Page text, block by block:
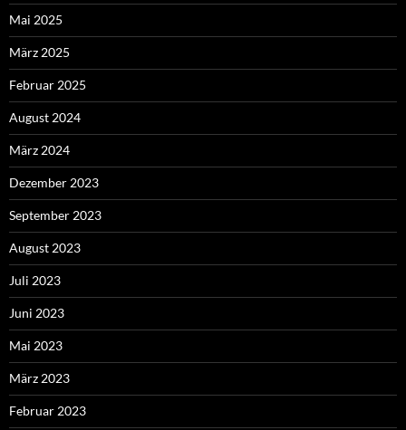
Mai 2025
März 2025
Februar 2025
August 2024
März 2024
Dezember 2023
September 2023
August 2023
Juli 2023
Juni 2023
Mai 2023
März 2023
Februar 2023